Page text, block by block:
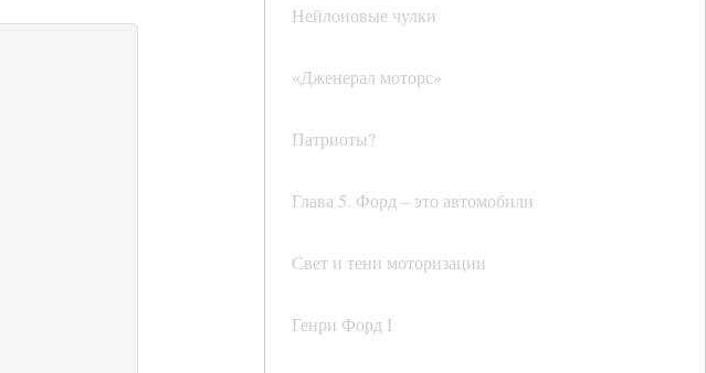
Нейлоновые чулки
«Дженерал моторс»
Патриоты?
Глава 5. Форд – это автомобили
Свет и тени моторизации
Генри Форд I